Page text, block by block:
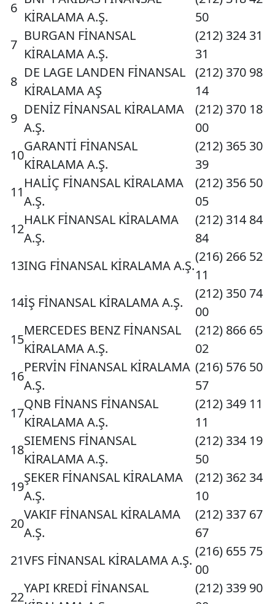
6
KİRALAMA A.Ş.
50
7
BURGAN FİNANSAL
KİRALAMA A.Ş.
(212) 324 31
31
8
DE LAGE LANDEN FİNANSAL
KİRALAMA AŞ
(212) 370 98
14
9
DENİZ FİNANSAL KİRALAMA
A.Ş.
(212) 370 18
00
10
GARANTİ FİNANSAL
KİRALAMA A.Ş.
(212) 365 30
39
11
HALİÇ FİNANSAL KİRALAMA
A.Ş.
(212) 356 50
05
12
HALK FİNANSAL KİRALAMA
A.Ş.
(212) 314 84
84
13ING FİNANSAL KİRALAMA A.Ş.
(216) 266 52
11
14İŞ FİNANSAL KİRALAMA A.Ş.
(212) 350 74
00
15
MERCEDES BENZ FİNANSAL
KİRALAMA A.Ş.
(212) 866 65
02
16
PERVİN FİNANSAL KİRALAMA
A.Ş.
(216) 576 50
57
17
QNB FİNANS FİNANSAL
KİRALAMA A.Ş.
(212) 349 11
11
18
SIEMENS FİNANSAL
KİRALAMA A.Ş.
(212) 334 19
50
19
ŞEKER FİNANSAL KİRALAMA
A.Ş.
(212) 362 34
10
20
VAKIF FİNANSAL KİRALAMA
A.Ş.
(212) 337 67
67
21VFS FİNANSAL KİRALAMA A.Ş.
(216) 655 75
00
22
YAPI KREDİ FİNANSAL
(212) 339 90